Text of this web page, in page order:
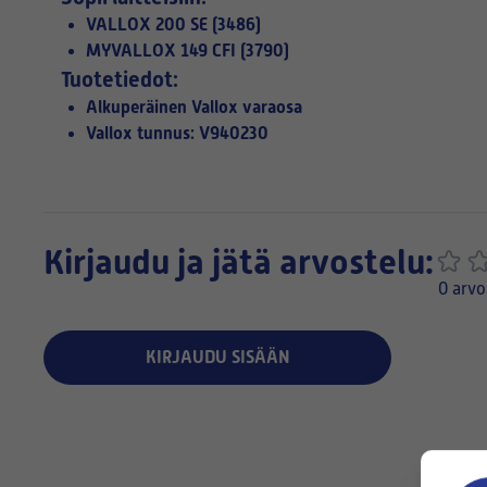
VALLOX 200 SE (3486)
MYVALLOX 149 CFI (3790)
Tuotetiedot:
Alkuperäinen Vallox varaosa
Vallox tunnus: V940230
Kirjaudu ja jätä arvostelu:
0
KIRJAUDU SISÄÄN